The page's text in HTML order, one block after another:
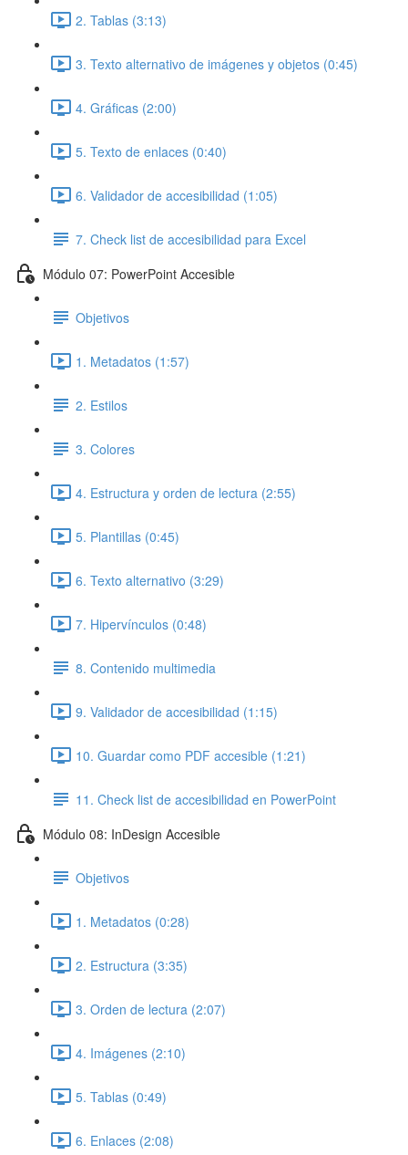
2. Tablas (3:13)
3. Texto alternativo de imágenes y objetos (0:45)
4. Gráficas (2:00)
5. Texto de enlaces (0:40)
6. Validador de accesibilidad (1:05)
7. Check list de accesibilidad para Excel
Módulo 07: PowerPoint Accesible
Objetivos
1. Metadatos (1:57)
2. Estilos
3. Colores
4. Estructura y orden de lectura (2:55)
5. Plantillas (0:45)
6. Texto alternativo (3:29)
7. Hipervínculos (0:48)
8. Contenido multimedia
9. Validador de accesibilidad (1:15)
10. Guardar como PDF accesible (1:21)
11. Check list de accesibilidad en PowerPoint
Módulo 08: InDesign Accesible
Objetivos
1. Metadatos (0:28)
2. Estructura (3:35)
3. Orden de lectura (2:07)
4. Imágenes (2:10)
5. Tablas (0:49)
6. Enlaces (2:08)